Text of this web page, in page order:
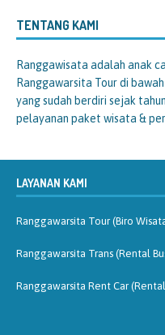
TENTANG KAMI
Ranggawisata adalah anak
Ranggawarsita Tour di
yang sudah berdiri sejak
pelayanan paket wisata &
LAYANAN KAMI
Ranggawarsita Tour (Biro
Ranggawarsita Trans (Rental
Ranggawarsita Rent Car